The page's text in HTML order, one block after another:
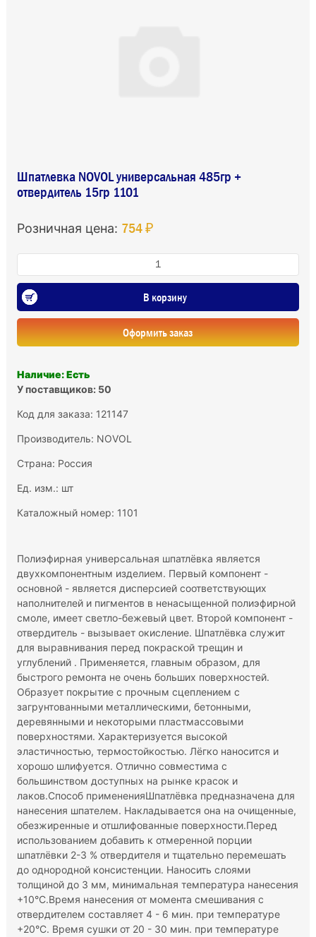
Шпатлевка NOVOL универсальная 485гр +
отвердитель 15гр 1101
Розничная цена: 754 ₽
В корзину
Оформить заказ
Наличие: Есть
У поставщиков: 50
Код для заказа: 121147
Производитель: NOVOL
Страна: Россия
Ед. изм.: шт
Каталожный номер: 1101
Полиэфирная универсальная шпатлёвка является
двухкомпонентным изделием. Первый компонент -
основной - является дисперсией соответствующих
наполнителей и пигментов в ненасыщенной полиэфирной
смоле, имеет светло-бежевый цвет. Второй компонент -
отвердитель - вызывает окисление. Шпатлёвка служит
для выравнивания перед покраской трещин и
углублений . Применяется, главным образом, для
быстрого ремонта не очень больших поверхностей.
Образует покрытие с прочным сцеплением с
загрунтованными металлическими, бетонными,
деревянными и некоторыми пластмассовыми
поверхностями. Характеризуется высокой
эластичностью, термостойкостью. Лёгко наносится и
хорошо шлифуется. Отлично совместима с
большинством доступных на рынке красок и
лаков.Способ примененияШпатлёвка предназначена для
нанесения шпателем. Накладывается она на очищенные,
обезжиренные и отшлифованные поверхности.Перед
использованием добавить к отмеренной порции
шпатлёвки 2-3 % отвердителя и тщательно перемешать
до однородной консистенции. Наносить слоями
толщиной до 3 мм, минимальная температура нанесения
+10°С.Время нанесения от момента смешивания с
отвердителем составляет 4 - 6 мин. при температуре
+20°С. Время сушки от 20 - 30 мин. при температуре